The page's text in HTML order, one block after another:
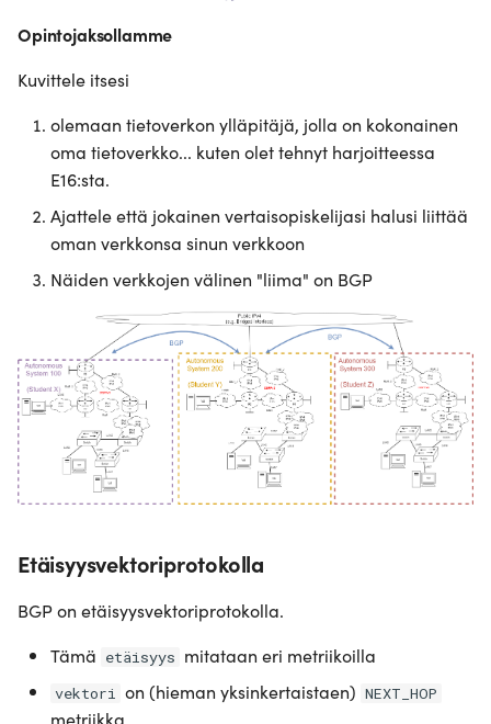
Opintojaksollamme
Kuvittele itsesi
olemaan tietoverkon ylläpitäjä, jolla on kokonainen
oma tietoverkko... kuten olet tehnyt harjoitteessa
E16:sta.
Ajattele että jokainen vertaisopiskelijasi halusi liittää
oman verkkonsa sinun verkkoon
Näiden verkkojen välinen "liima" on BGP
Etäisyysvektoriprotokolla
BGP on etäisyysvektoriprotokolla.
Tämä etäisyys mitataan eri metriikoilla
vektori on (hieman yksinkertaistaen) NEXT_HOP
metriikka